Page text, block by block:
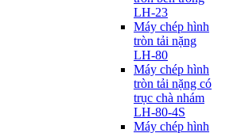
LH-23
Máy chép hình
tròn tải nặng
LH-80
Máy chép hình
tròn tải nặng có
trục chà nhám
LH-80-4S
Máy chép hình